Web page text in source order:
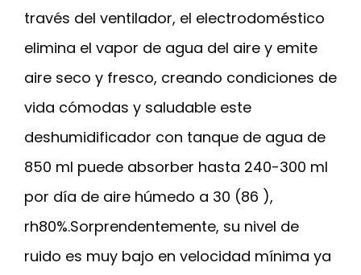
través del ventilador, el electrodoméstico
elimina el vapor de agua del aire y emite
aire seco y fresco, creando condiciones de
vida cómodas y saludable este
deshumidificador con tanque de agua de
850 ml puede absorber hasta 240-300 ml
por día de aire húmedo a 30 (86 ),
rh80%.Sorprendentemente, su nivel de
ruido es muy bajo en velocidad mínima ya